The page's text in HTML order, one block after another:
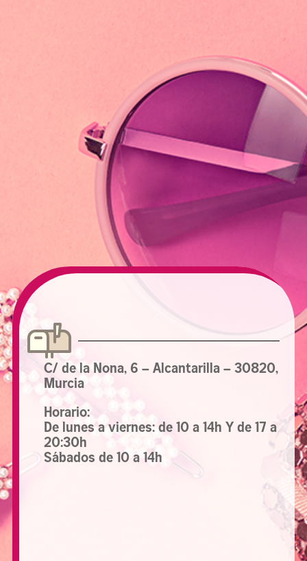
C/ de la Nona, 6 – Alcantarilla – 30820,
Murcia
Horario:
De lunes a viernes: de 10 a 14h Y de 17 a
20:30h
Sábados de 10 a 14h